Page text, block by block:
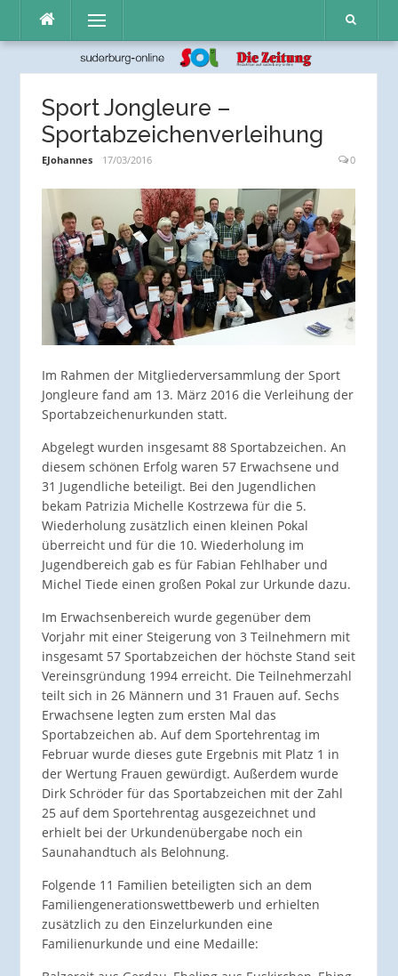
Inhalt
Menü
Sport Jongleure –
Sportabzeichenverleihung
EJohannes 17/03/2016 0
Im Rahmen der Mitgliederversammlung der Sport
Jongleure fand am 13. März 2016 die Verleihung der
Sportabzeichenurkunden statt.
Abgelegt wurden insgesamt 88 Sportabzeichen. An
diesem schönen Erfolg waren 57 Erwachsene und
31 Jugendliche beteiligt. Bei den Jugendlichen
bekam Patrizia Michelle Kostrzewa für die 5.
Wiederholung zusätzlich einen kleinen Pokal
überreicht und für die 10. Wiederholung im
Jugendbereich gab es für Fabian Fehlhaber und
Michel Tiede einen großen Pokal zur Urkunde dazu.
Im Erwachsenbereich wurde gegenüber dem
Vorjahr mit einer Steigerung von 3 Teilnehmern mit
insgesamt 57 Sportabzeichen der höchste Stand seit
Vereinsgründung 1994 erreicht. Die Teilnehmerzahl
teilt sich in 26 Männern und 31 Frauen auf. Sechs
Erwachsene legten zum ersten Mal das
Sportabzeichen ab. Auf dem Sportehrentag im
Februar wurde dieses gute Ergebnis mit Platz 1 in
der Wertung Frauen gewürdigt. Außerdem wurde
Dirk Schröder für das Sportabzeichen mit der Zahl
25 auf dem Sportehrentag ausgezeichnet und
erhielt bei der Urkundenübergabe noch ein
Saunahandtuch als Belohnung.
Folgende 11 Familien beteiligten sich an dem
Familiengenerationswettbewerb und erhielten
zusätzlich zu den Einzelurkunden eine
Familienurkunde und eine Medaille: